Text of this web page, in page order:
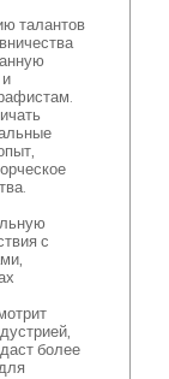
талантов
с
более